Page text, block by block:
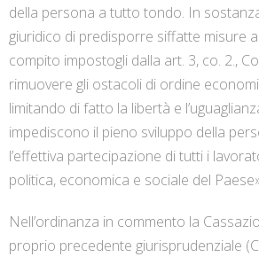
della persona a tutto tondo. In
giuridico di predisporre siffatte misure
compito impostogli dalla art. 3, co. 2.,
rimuovere gli ostacoli di ordine
limitando di fatto la libertà e
impediscono il pieno sviluppo della
l’effettiva partecipazione di tutti i
politica, economica e sociale del
Nell’ordinanza in commento la
proprio precedente giurisprudenziale